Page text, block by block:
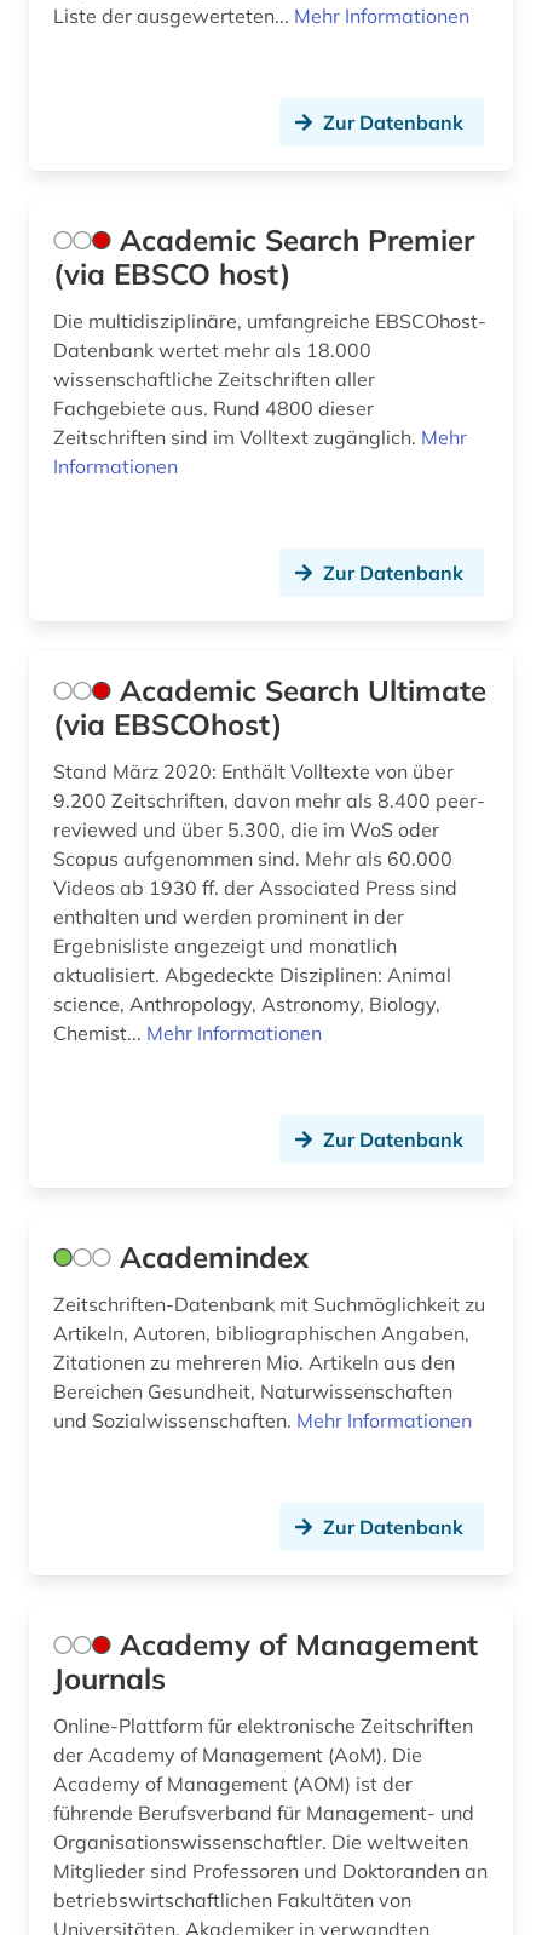
bildung (10)
bildungsforschung (4)
bildungsinvestition (2)
bildungspolitik (1)
biografin (1)
biographie (7)
bodenrecht (1)
bonitätsprüfung (1)
botanik (1)
branche (4)
branchen (1)
branchenanalyse (3)
branchenberichte (3)
branchendaten (1)
brandschutz (3)
briefkastengesellschaft (1)
british academy (1)
budget (1)
bundesbank (1)
bundesdatenschutzgesetz (1)
bundesfinanzhof (1)
bundeshaushalt (1)
Liste der ausgewerteten... Mehr Informationen
Zur Datenbank
Academic Search Premier
(via EBSCO host)
Die multidisziplinäre, umfangreiche EBSCOhost-
Datenbank wertet mehr als 18.000
wissenschaftliche Zeitschriften aller
Fachgebiete aus. Rund 4800 dieser
Zeitschriften sind im Volltext zugänglich. Mehr
Informationen
Zur Datenbank
Academic Search Ultimate
(via EBSCOhost)
Stand März 2020: Enthält Volltexte von über
9.200 Zeitschriften, davon mehr als 8.400 peer-
reviewed und über 5.300, die im WoS oder
Scopus aufgenommen sind. Mehr als 60.000
Videos ab 1930 ff. der Associated Press sind
enthalten und werden prominent in der
Ergebnisliste angezeigt und monatlich
aktualisiert. Abgedeckte Disziplinen: Animal
science, Anthropology, Astronomy, Biology,
Chemist... Mehr Informationen
Zur Datenbank
Academindex
Zeitschriften-Datenbank mit Suchmöglichkeit zu
Artikeln, Autoren, bibliographischen Angaben,
Zitationen zu mehreren Mio. Artikeln aus den
Bereichen Gesundheit, Naturwissenschaften
und Sozialwissenschaften. Mehr Informationen
Zur Datenbank
Academy of Management
Journals
Online-Plattform für elektronische Zeitschriften
der Academy of Management (AoM). Die
Academy of Management (AOM) ist der
führende Berufsverband für Management- und
Organisationswissenschaftler. Die weltweiten
Mitglieder sind Professoren und Doktoranden an
betriebswirtschaftlichen Fakultäten von
Universitäten, Akademiker in verwandten